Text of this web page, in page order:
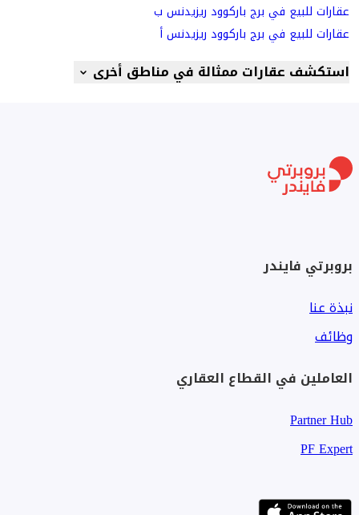
عقارات للبيع في برج باركوود ريزيدنس ب
عقارات للبيع في برج باركوود ريزيدنس أ
استكشف عقارات ممثالة في مناطق أخرى
بروبرتي فايندر
نبذة عنا
وظائف
العاملين في القطاع العقاري
Partner Hub
PF Expert